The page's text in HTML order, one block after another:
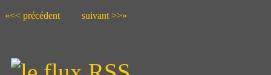
«<< précédent suivant >>»